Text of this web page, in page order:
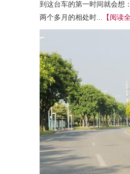
到这台车的第一时间就会想
两个多月的相处时... 【阅读